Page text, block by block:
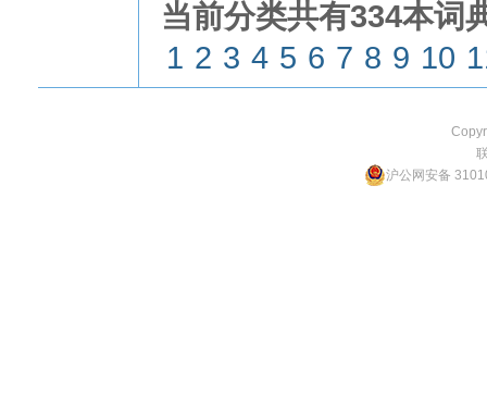
当前分类共有334本词
1 2 3 4 5 6 7 8 9 10
沪公网安备